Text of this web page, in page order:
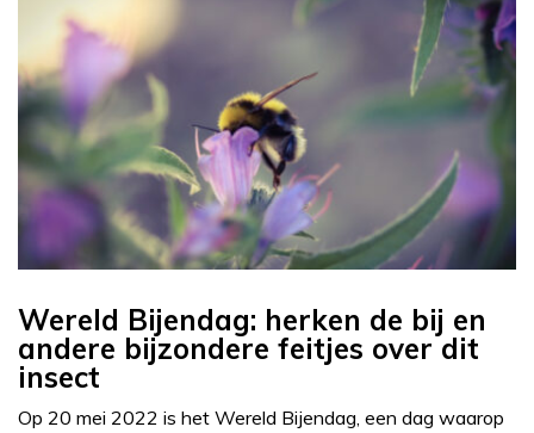
Wereld Bijendag: herken de bij en
andere bijzondere feitjes over dit
insect
Op 20 mei 2022 is het Wereld Bijendag, een dag waarop